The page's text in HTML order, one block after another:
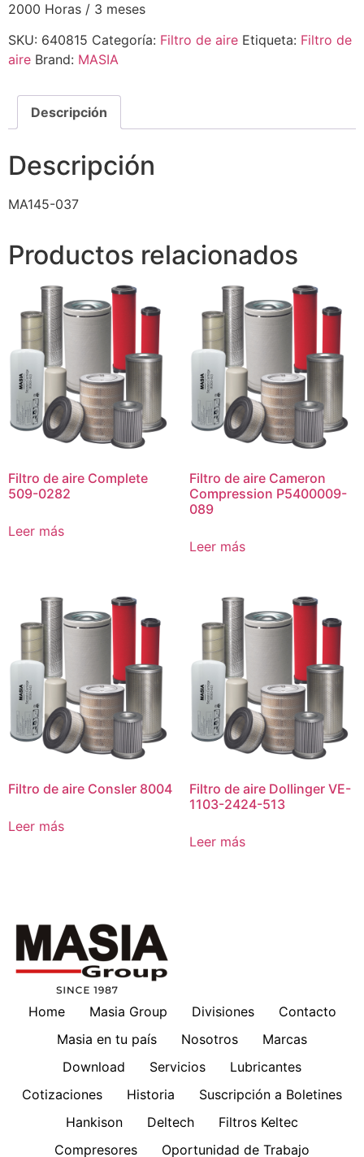
2000 Horas / 3 meses
SKU: 640815 Categoría: Filtro de aire Etiqueta: Filtro de
aire Brand: MASIA
Descripción
Descripción
MA145-037
Productos relacionados
Filtro de aire Complete
509-0282
Leer más
Filtro de aire Cameron
Compression P5400009-
089
Leer más
Filtro de aire Consler 8004
Leer más
Filtro de aire Dollinger VE-
1103-2424-513
Leer más
Home Masia Group Divisiones
Contacto
Masia en tu país
Nosotros
Marcas
Download
Servicios
Lubricantes
Cotizaciones
Historia
Suscripción a Boletines
Hankison
Deltech
Filtros Keltec
Compresores
Oportunidad de Trabajo